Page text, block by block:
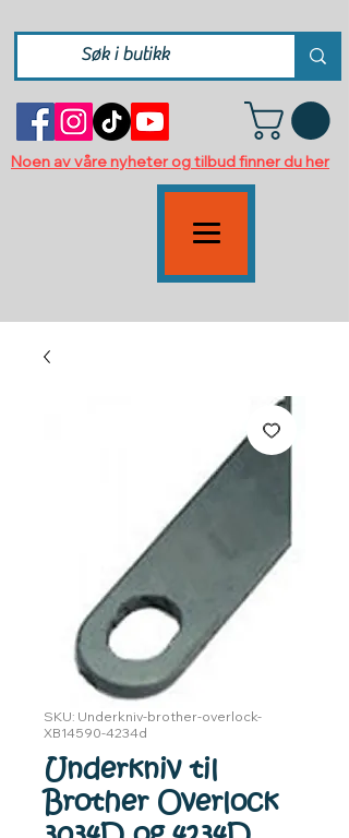
Noen av våre nyheter og tilbud finner du her
SKU: Underkniv-brother-overlock-
XB14590-4234d
Underkniv til
Brother Overlock